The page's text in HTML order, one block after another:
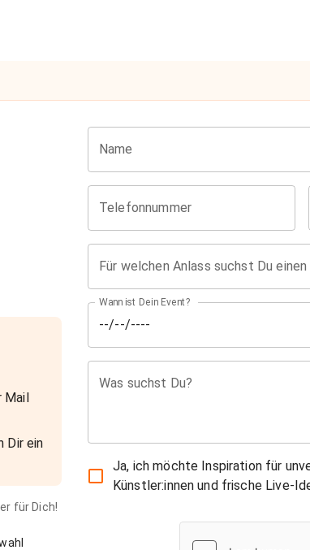
Mail
Dir ein
für Dich!
Name
Telefonnummer
Für welchen Anlass suchst Du
Wann ist Dein Event?
Was suchst Du?
Ja, ich möchte Inspiration für
Künstler:innen und frische Live-